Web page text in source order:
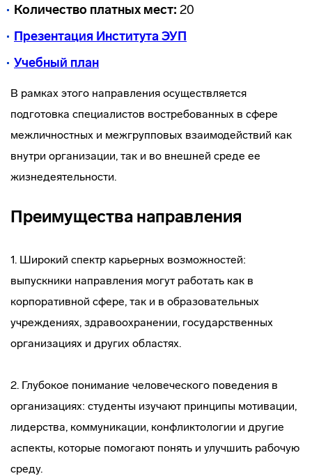
Количество платных мест: 20
Презентация Института ЭУП
Учебный план
В рамках этого направления осуществляется
подготовка специалистов востребованных в сфере
межличностных и межгрупповых взаимодействий как
внутри организации, так и во внешней среде ее
жизнедеятельности.
Преимущества направления
1. Широкий спектр карьерных возможностей:
выпускники направления могут работать как в
корпоративной сфере, так и в образовательных
учреждениях, здравоохранении, государственных
организациях и других областях.
2. Глубокое понимание человеческого поведения в
организациях: студенты изучают принципы мотивации,
лидерства, коммуникации, конфликтологии и другие
аспекты, которые помогают понять и улучшить рабочую
среду.